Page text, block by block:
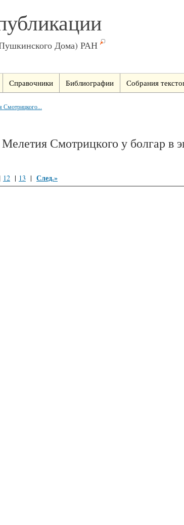
Дома) РАН
Справочники Библиографии Собрания
Смотрицкого у болгар в
12 | 13 | След.»